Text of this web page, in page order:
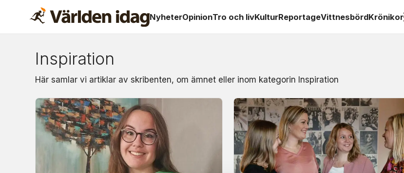
NyheterOpinionTro och livKulturReportageVittnesbördKrönikor
Om:
inspiration
Inspiration
Här samlar vi artiklar av skribenten, om ämnet eller inom kategorin Inspiration